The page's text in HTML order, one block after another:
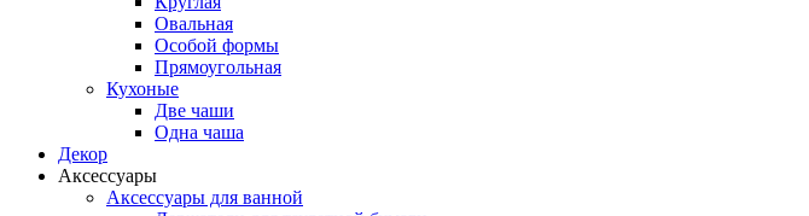
Овальная
Особой формы
Прямоугольная
Кухоные
Две чаши
Одна чаша
Декор
Аксессуары
Аксессуары для ванной